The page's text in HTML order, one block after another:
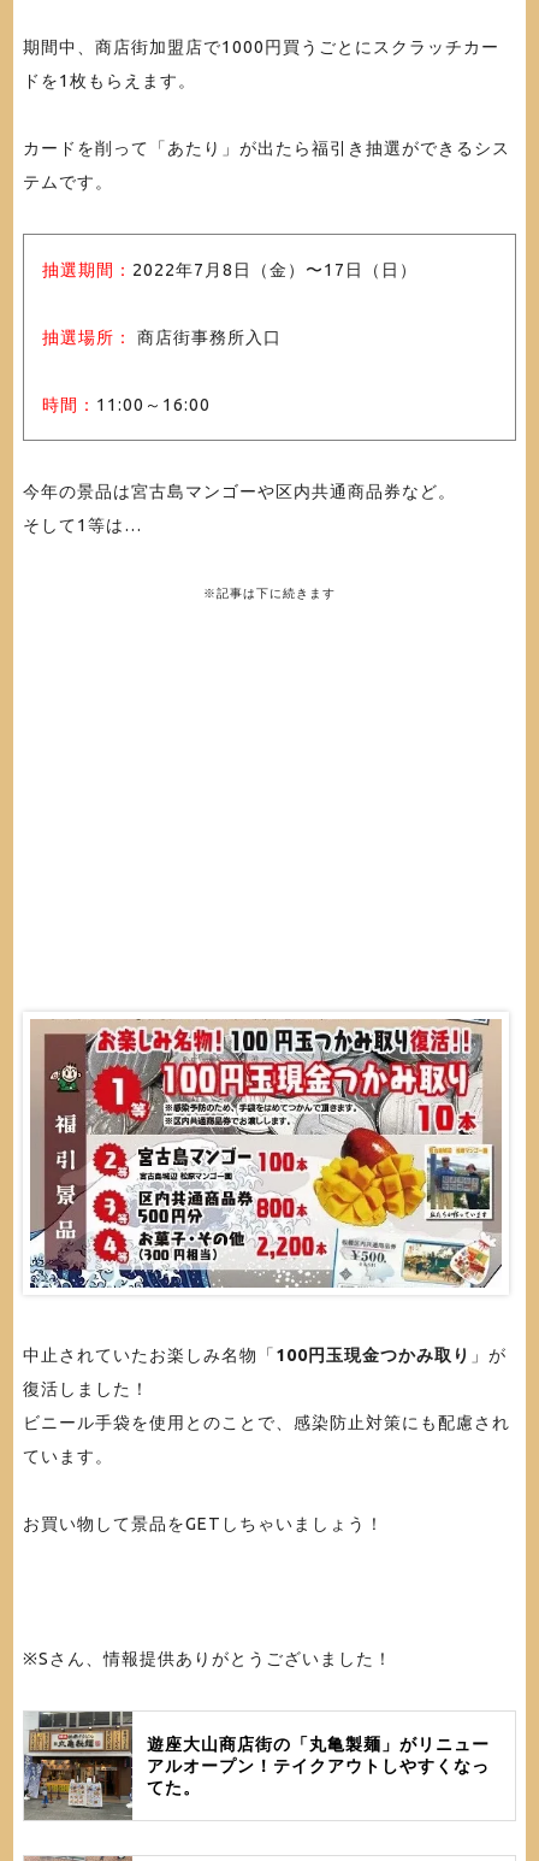
期間中、商店街加盟店で1000円買うごとにスクラッチカー
ドを1枚もらえます。
カードを削って「あたり」が出たら福引き抽選ができるシス
テムです。
抽選期間： 2022年7月8日（金）〜17日（日）
抽選場所： 商店街事務所入口
時間： 11:00～16:00
今年の景品は宮古島マンゴーや区内共通商品券など。
そして1等は…
※記事は下に続きます
中止されていたお楽しみ名物「100円玉現金つかみ取り 」が
復活しました！
ビニール手袋を使用とのことで、感染防止対策にも配慮され
ています。
お買い物して景品をGETしちゃいましょう！
※Sさん、情報提供ありがとうございました！
遊座大山商店街の「丸亀製麺」がリニュー
アルオープン！テイクアウトしやすくなっ
てた。